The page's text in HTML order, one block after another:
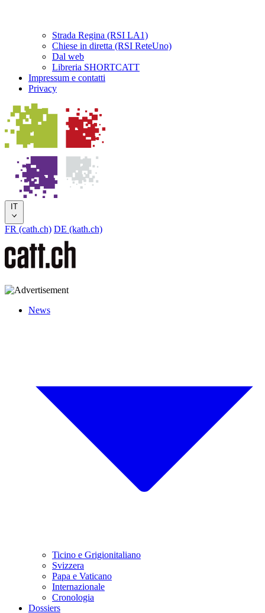
Strada Regina (RSI LA1)
Chiese in diretta (RSI ReteUno)
Dal web
Libreria SHORTCATT
Impressum e contatti
Privacy
IT
FR (cath.ch) DE (kath.ch)
News
Ticino e Grigionitaliano
Svizzera
Papa e Vaticano
Internazionale
Cronologia
Dossiers